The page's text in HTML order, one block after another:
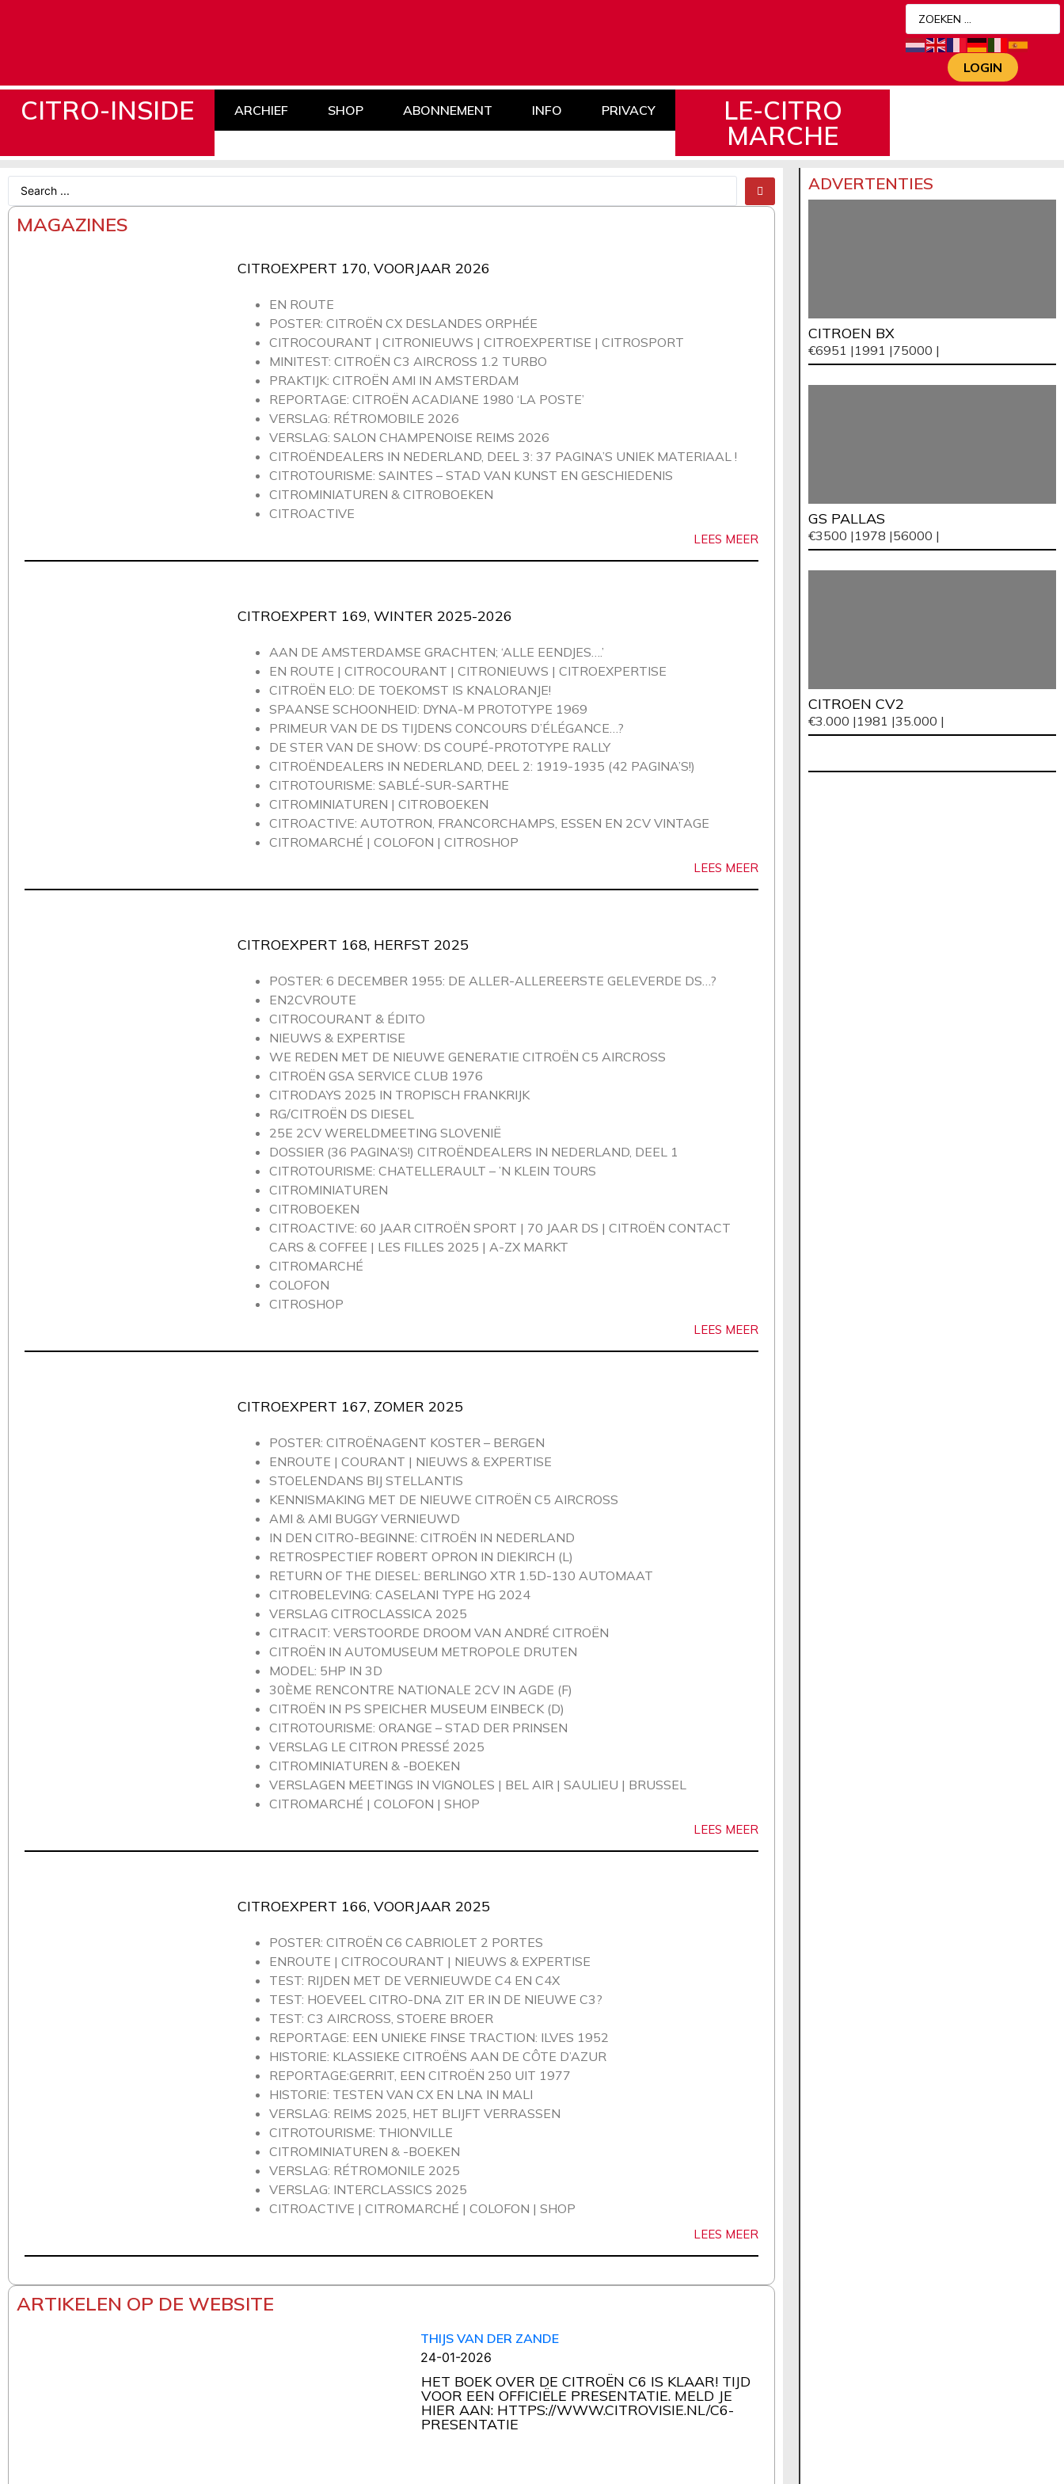
LOGIN
CITRO-INSIDE ARCHIEF SHOP ABONNEMENT INFO PRIVACY
LE-CITRO
MARCHE
MAGAZINES
CITROEXPERT 170, VOORJAAR 2026
EN ROUTE
POSTER: CITROËN CX DESLANDES ORPHÉE
CITROCOURANT | CITRONIEUWS | CITROEXPERTISE | CITROSPORT
MINITEST: CITROËN C3 AIRCROSS 1.2 TURBO
PRAKTIJK: CITROËN AMI IN AMSTERDAM
REPORTAGE: CITROËN ACADIANE 1980 ‘LA POSTE’
VERSLAG: RÉTROMOBILE 2026
VERSLAG: SALON CHAMPENOISE REIMS 2026
CITROËNDEALERS IN NEDERLAND, DEEL 3: 37 PAGINA’S UNIEK MATERIAAL !
CITROTOURISME: SAINTES – STAD VAN KUNST EN GESCHIEDENIS
CITROMINIATUREN & CITROBOEKEN
CITROACTIVE
LEES MEER
CITROEXPERT 169, WINTER 2025-2026
AAN DE AMSTERDAMSE GRACHTEN; ‘ALLE EENDJES….’
EN ROUTE | CITROCOURANT | CITRONIEUWS | CITROEXPERTISE
CITROËN ELO: DE TOEKOMST IS KNALORANJE!
SPAANSE SCHOONHEID: DYNA-M PROTOTYPE 1969
PRIMEUR VAN DE DS TIJDENS CONCOURS D’ÉLÉGANCE…?
DE STER VAN DE SHOW: DS COUPÉ-PROTOTYPE RALLY
CITROËNDEALERS IN NEDERLAND, DEEL 2: 1919-1935 (42 PAGINA’S!)
CITROTOURISME: SABLÉ-SUR-SARTHE
CITROMINIATUREN | CITROBOEKEN
CITROACTIVE: AUTOTRON, FRANCORCHAMPS, ESSEN EN 2CV VINTAGE
CITROMARCHÉ | COLOFON | CITROSHOP
LEES MEER
CITROEXPERT 168, HERFST 2025
POSTER: 6 DECEMBER 1955: DE ALLER-ALLEREERSTE GELEVERDE DS…?
EN2CVROUTE
CITROCOURANT & ÉDITO
NIEUWS & EXPERTISE
WE REDEN MET DE NIEUWE GENERATIE CITROËN C5 AIRCROSS
CITROËN GSA SERVICE CLUB 1976
CITRODAYS 2025 IN TROPISCH FRANKRIJK
RG/CITROËN DS DIESEL
25E 2CV WERELDMEETING SLOVENIË
DOSSIER (36 PAGINA’S!) CITROËNDEALERS IN NEDERLAND, DEEL 1
CITROTOURISME: CHATELLERAULT – ’N KLEIN TOURS
CITROMINIATUREN
CITROBOEKEN
CITROACTIVE: 60 JAAR CITROËN SPORT | 70 JAAR DS | CITROËN CONTACT
CARS & COFFEE | LES FILLES 2025 | A-ZX MARKT
CITROMARCHÉ
COLOFON
CITROSHOP
LEES MEER
CITROEXPERT 167, ZOMER 2025
POSTER: CITROËNAGENT KOSTER – BERGEN
ENROUTE | COURANT | NIEUWS & EXPERTISE
STOELENDANS BIJ STELLANTIS
KENNISMAKING MET DE NIEUWE CITROËN C5 AIRCROSS
AMI & AMI BUGGY VERNIEUWD
IN DEN CITRO-BEGINNE: CITROËN IN NEDERLAND
RETROSPECTIEF ROBERT OPRON IN DIEKIRCH (L)
RETURN OF THE DIESEL: BERLINGO XTR 1.5D-130 AUTOMAAT
CITROBELEVING: CASELANI TYPE HG 2024
VERSLAG CITROCLASSICA 2025
CITRACIT: VERSTOORDE DROOM VAN ANDRÉ CITROËN
CITROËN IN AUTOMUSEUM METROPOLE DRUTEN
MODEL: 5HP IN 3D
30ÈME RENCONTRE NATIONALE 2CV IN AGDE (F)
CITROËN IN PS SPEICHER MUSEUM EINBECK (D)
CITROTOURISME: ORANGE – STAD DER PRINSEN
VERSLAG LE CITRON PRESSÉ 2025
CITROMINIATUREN & -BOEKEN
VERSLAGEN MEETINGS IN VIGNOLES | BEL AIR | SAULIEU | BRUSSEL
CITROMARCHÉ | COLOFON | SHOP
LEES MEER
CITROEXPERT 166, VOORJAAR 2025
POSTER: CITROËN C6 CABRIOLET 2 PORTES
ENROUTE | CITROCOURANT | NIEUWS & EXPERTISE
TEST: RIJDEN MET DE VERNIEUWDE C4 EN C4X
TEST: HOEVEEL CITRO-DNA ZIT ER IN DE NIEUWE C3?
TEST: C3 AIRCROSS, STOERE BROER
REPORTAGE: EEN UNIEKE FINSE TRACTION: ILVES 1952
HISTORIE: KLASSIEKE CITROËNS AAN DE CÔTE D’AZUR
REPORTAGE:GERRIT, EEN CITROËN 250 UIT 1977
HISTORIE: TESTEN VAN CX EN LNA IN MALI
VERSLAG: REIMS 2025, HET BLIJFT VERRASSEN
CITROTOURISME: THIONVILLE
CITROMINIATUREN & -BOEKEN
VERSLAG: RÉTROMONILE 2025
VERSLAG: INTERCLASSICS 2025
CITROACTIVE | CITROMARCHÉ | COLOFON | SHOP
LEES MEER
ARTIKELEN OP DE WEBSITE
THIJS VAN DER ZANDE
24-01-2026
HET BOEK OVER DE CITROËN C6 IS KLAAR! TIJD
VOOR EEN OFFICIËLE PRESENTATIE. MELD JE
HIER AAN: HTTPS://WWW.CITROVISIE.NL/C6-
PRESENTATIE
ADVERTENTIES
CITROEN BX
€6951 | 1991 |75000 |
GS PALLAS
€3500 | 1978 |56000 |
CITROEN CV2
€3.000 | 1981 |35.000 |